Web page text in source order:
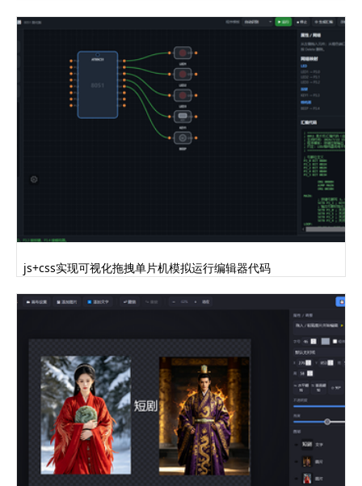
js+css实现可视化拖拽单片机模拟运行编辑器代码